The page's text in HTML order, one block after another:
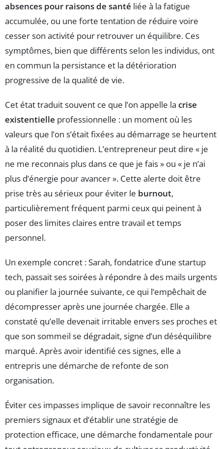
absences pour raisons de santé liée à la fatigue
accumulée, ou une forte tentation de réduire voire
cesser son activité pour retrouver un équilibre. Ces
symptômes, bien que différents selon les individus, ont
en commun la persistance et la détérioration
progressive de la qualité de vie.
Cet état traduit souvent ce que l’on appelle la crise
existentielle professionnelle : un moment où les
valeurs que l’on s’était fixées au démarrage se heurtent
à la réalité du quotidien. L’entrepreneur peut dire « je
ne me reconnais plus dans ce que je fais » ou « je n’ai
plus d’énergie pour avancer ». Cette alerte doit être
prise très au sérieux pour éviter le burnout,
particulièrement fréquent parmi ceux qui peinent à
poser des limites claires entre travail et temps
personnel.
Un exemple concret : Sarah, fondatrice d’une startup
tech, passait ses soirées à répondre à des mails urgents
ou planifier la journée suivante, ce qui l’empêchait de
décompresser après une journée chargée. Elle a
constaté qu’elle devenait irritable envers ses proches et
que son sommeil se dégradait, signe d’un déséquilibre
marqué. Après avoir identifié ces signes, elle a
entrepris une démarche de refonte de son
organisation.
Éviter ces impasses implique de savoir reconnaître les
premiers signaux et d’établir une stratégie de
protection efficace, une démarche fondamentale pour